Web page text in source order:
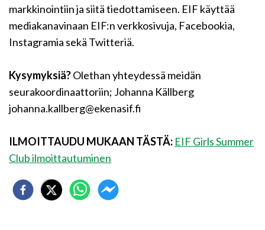
markkinointiin ja siitä tiedottamiseen. EIF käyttää
mediakanavinaan EIF:n verkkosivuja, Facebookia,
Instagramia sekä Twitteriä.
Kysymyksiä?Olethan yhteydessä meidän
seurakoordinaattoriin; Johanna Källberg
johanna.kallberg@ekenasif.fi
ILMOITTAUDU MUKAAN TÄSTÄ: EIF Girls Summer
Club ilmoittautuminen